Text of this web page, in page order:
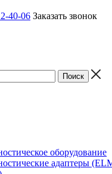
40-06 Заказать звонок
оборудование
адаптеры